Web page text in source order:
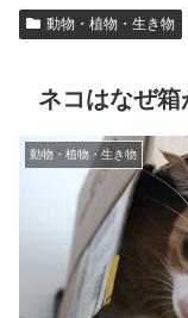
動物・植物・生き物
ネコはなぜ箱
動物・植物・生き物